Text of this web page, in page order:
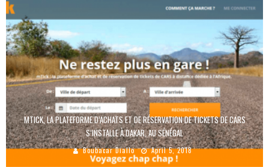
MTICK, LA PLATEFORME D’ACHATS ET DE RÉSERVATION DE TICKETS DE CARS
S’INSTALLE À DAKAR, AU SÉNÉGAL
Boubacar Diallo April 5, 2018